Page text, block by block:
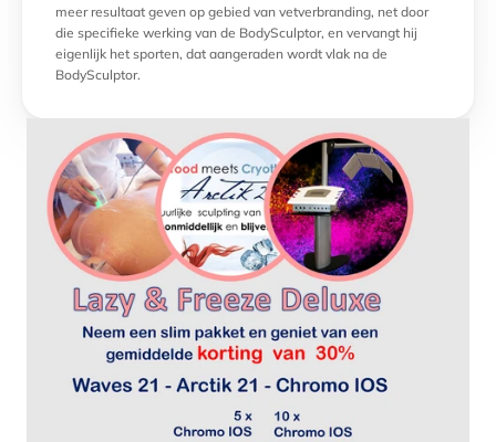
meer resultaat geven op gebied van vetverbranding, net door
die specifieke werking van de BodySculptor, en vervangt hij
eigenlijk het sporten, dat aangeraden wordt vlak na de
BodySculptor.